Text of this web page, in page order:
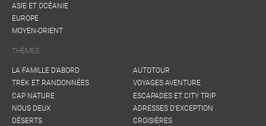
ASIE ET OCÉANIE
EUROPE
MOYEN-ORIENT
THÈMES
LA FAMILLE D'ABORD
TREK ET RANDONNÉES
CAP NATURE
NOUS DEUX
DÉSERTS
AUTOTOUR
VOYAGES AVENTURE
ESCAPADES ET CITY TRIP
ADRESSES D'EXCEPTION
CROISIÈRES